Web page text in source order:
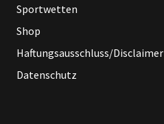
Sportwetten
Shop
Haftungsausschluss/Disclaimer
Datenschutz